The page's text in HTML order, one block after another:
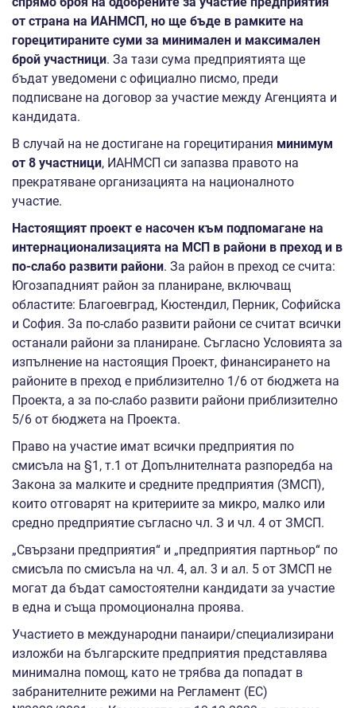
от страна на ИАНМСП, но ще бъде в рамките на
горецитираните суми за минимален и максимален
брой участници. За тази сума предприятията ще
бъдат уведомени с официално писмо, преди
подписване на договор за участие между Агенцията и
кандидата.
В случай на не достигане на горецитирания минимум
от 8 участници, ИАНМСП си запазва правото на
прекратяване организацията на националното
участие.
Настоящият проект е насочен към подпомагане на
интернационализацията на МСП в райони в преход и в
по-слабо развити райони. За район в преход се счита:
Югозападният район за планиране, включващ
областите: Благоевград, Кюстендил, Перник, Софийска
и София. За по-слабо развити райони се считат всички
останали райони за планиране. Съгласно Условията за
изпълнение на настоящия Проект, финансирането на
районите в преход е приблизително 1/6 от бюджета на
Проекта, а за по-слабо развити райони приблизително
5/6 от бюджета на Проекта.
Право на участие имат всички предприятия по
смисъла на §1, т.1 от Допълнителната разпоредба на
Закона за малките и средните предприятия (ЗМСП),
които отговарят на критериите за микро, малко или
средно предприятие съгласно чл. З и чл. 4 от ЗМСП.
„Свързани предприятия“ и „предприятия партньор“ по
смисъла по смисъла на чл. 4, ал. 3 и ал. 5 от ЗМСП не
могат да бъдат самостоятелни кандидати за участие
в една и съща промоционална проява.
Участието в международни панаири/специализирани
изложби на българските предприятия представлява
минимална помощ, като не трябва да попадат в
забранителните режими на Регламент (EС)